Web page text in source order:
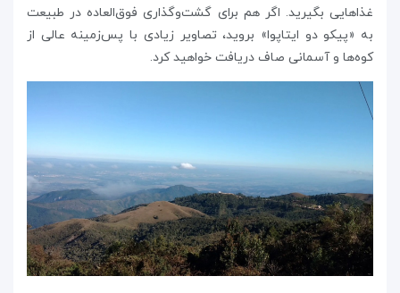
غذاهایی بگیرید. اگر هم برای گشت‌وگذاری فوق‌العاده در طبیعت
به «پیکو دو ایتاپوا» بروید، تصاویر زیادی با پس‌زمینه عالی از
کوه‌ها و آسمانی صاف دریافت خواهید کرد.